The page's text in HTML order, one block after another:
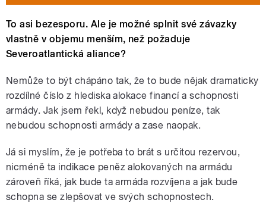
To asi bezesporu. Ale je možné splnit své závazky
vlastně v objemu menším, než požaduje
Severoatlantická aliance?
Nemůže to být chápáno tak, že to bude nějak dramaticky
rozdílné číslo z hlediska alokace financí a schopnosti
armády. Jak jsem řekl, když nebudou peníze, tak
nebudou schopnosti armády a zase naopak.
Já si myslím, že je potřeba to brát s určitou rezervou,
nicméně ta indikace peněz alokovaných na armádu
zároveň říká, jak bude ta armáda rozvíjena a jak bude
schopna se zlepšovat ve svých schopnostech.